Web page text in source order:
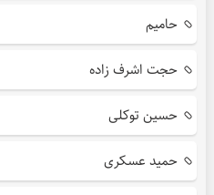
حامیم
حجت اشرف زاده
حسین توکلی
حمید عسکری